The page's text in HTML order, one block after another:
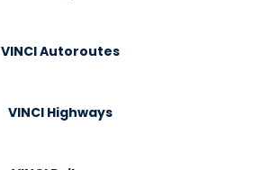
VINCI Autoroutes
VINCI Highways